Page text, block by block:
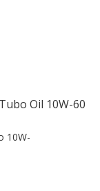
Oil 10W-60
10W-